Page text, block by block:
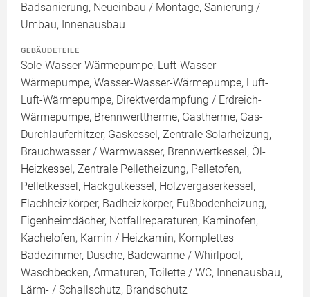
Badsanierung, Neueinbau / Montage, Sanierung /
Umbau, Innenausbau
GEBÄUDETEILE
Sole-Wasser-Wärmepumpe, Luft-Wasser-
Wärmepumpe, Wasser-Wasser-Wärmepumpe, Luft-
Luft-Wärmepumpe, Direktverdampfung / Erdreich-
Wärmepumpe, Brennwerttherme, Gastherme, Gas-
Durchlauferhitzer, Gaskessel, Zentrale Solarheizung,
Brauchwasser / Warmwasser, Brennwertkessel, Öl-
Heizkessel, Zentrale Pelletheizung, Pelletofen,
Pelletkessel, Hackgutkessel, Holzvergaserkessel,
Flachheizkörper, Badheizkörper, Fußbodenheizung,
Eigenheimdächer, Notfallreparaturen, Kaminofen,
Kachelofen, Kamin / Heizkamin, Komplettes
Badezimmer, Dusche, Badewanne / Whirlpool,
Waschbecken, Armaturen, Toilette / WC, Innenausbau,
Lärm- / Schallschutz, Brandschutz